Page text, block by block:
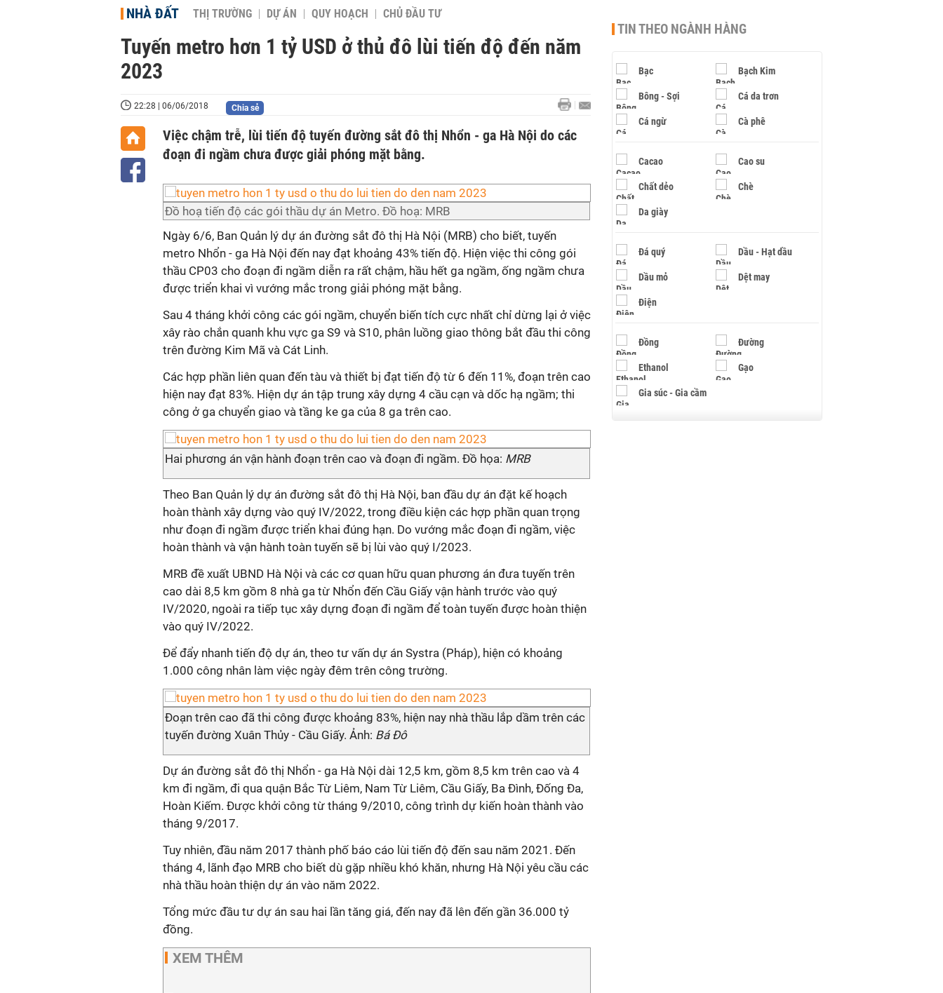
NHÀ ĐẤT THỊ TRƯỜNG DỰ ÁN QUY HOẠCH CHỦ ĐẦU TƯ
Tuyến metro hơn 1 tỷ USD ở thủ đô lùi tiến độ đến năm
2023
22:28 | 06/06/2018 Chia sẻ
Việc chậm trễ, lùi tiến độ tuyến đường sắt đô thị Nhổn - ga Hà Nội do các
đoạn đi ngầm chưa được giải phóng mặt bằng.
Đồ hoạ tiến độ các gói thầu dự án Metro. Đồ hoạ: MRB
Ngày 6/6, Ban Quản lý dự án đường sắt đô thị Hà Nội (MRB) cho biết, tuyến
metro Nhổn - ga Hà Nội đến nay đạt khoảng 43% tiến độ. Hiện việc thi công gói
thầu CP03 cho đoạn đi ngầm diễn ra rất chậm, hầu hết ga ngầm, ống ngầm chưa
được triển khai vì vướng mắc trong giải phóng mặt bằng.
Sau 4 tháng khởi công các gói ngầm, chuyển biến tích cực nhất chỉ dừng lại ở việc
xây rào chắn quanh khu vực ga S9 và S10, phân luồng giao thông bắt đầu thi công
trên đường Kim Mã và Cát Linh.
Các hợp phần liên quan đến tàu và thiết bị đạt tiến độ từ 6 đến 11%, đoạn trên cao
hiện nay đạt 83%. Hiện dự án tập trung xây dựng 4 cầu cạn và dốc hạ ngầm; thi
công ở ga chuyển giao và tầng ke ga của 8 ga trên cao.
Hai phương án vận hành đoạn trên cao và đoạn đi ngầm. Đồ họa: MRB
Theo Ban Quản lý dự án đường sắt đô thị Hà Nội, ban đầu dự án đặt kế hoạch
hoàn thành xây dựng vào quý IV/2022, trong điều kiện các hợp phần quan trọng
như đoạn đi ngầm được triển khai đúng hạn. Do vướng mắc đoạn đi ngầm, việc
hoàn thành và vận hành toàn tuyến sẽ bị lùi vào quý I/2023.
MRB đề xuất UBND Hà Nội và các cơ quan hữu quan phương án đưa tuyến trên
cao dài 8,5 km gồm 8 nhà ga từ Nhổn đến Cầu Giấy vận hành trước vào quý
IV/2020, ngoài ra tiếp tục xây dựng đoạn đi ngầm để toàn tuyến được hoàn thiện
vào quý IV/2022.
Để đẩy nhanh tiến độ dự án, theo tư vấn dự án Systra (Pháp), hiện có khoảng
1.000 công nhân làm việc ngày đêm trên công trường.
Đoạn trên cao đã thi công được khoảng 83%, hiện nay nhà thầu lắp dầm trên các
tuyến đường Xuân Thủy - Cầu Giấy. Ảnh: Bá Đô
Dự án đường sắt đô thị Nhổn - ga Hà Nội dài 12,5 km, gồm 8,5 km trên cao và 4
km đi ngầm, đi qua quận Bắc Từ Liêm, Nam Từ Liêm, Cầu Giấy, Ba Đình, Đống Đa,
Hoàn Kiếm. Được khởi công từ tháng 9/2010, công trình dự kiến hoàn thành vào
tháng 9/2017.
Tuy nhiên, đầu năm 2017 thành phố báo cáo lùi tiến độ đến sau năm 2021. Đến
tháng 4, lãnh đạo MRB cho biết dù gặp nhiều khó khăn, nhưng Hà Nội yêu cầu các
nhà thầu hoàn thiện dự án vào năm 2022.
Tổng mức đầu tư dự án sau hai lần tăng giá, đến nay đã lên đến gần 36.000 tỷ
đồng.
XEM THÊM
TIN THEO NGÀNH HÀNG
Bạc Bạch Kim
Bông - Sợi Cá da trơn
Cá ngừ Cà phê
Cacao Cao su
Chất dẻo Chè
Da giày
Đá quý Dầu - Hạt dầu
Dầu mỏ Dệt may
Điện
Đồng Đường
Ethanol Gạo
Gia súc - Gia cầm